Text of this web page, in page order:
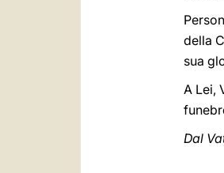
della
sua
A Lei,
Dal